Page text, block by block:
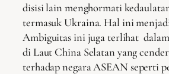
disisi lain menghormati
termasuk Ukraina. Hal ini
Ambiguitas ini juga terlihat
di Laut China Selatan yang
terhadap negara ASEAN seperti